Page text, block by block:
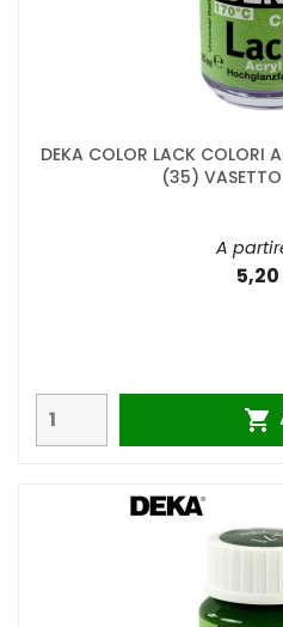
DEKA COLOR LACK COLORI
(35) VASETTO
A
